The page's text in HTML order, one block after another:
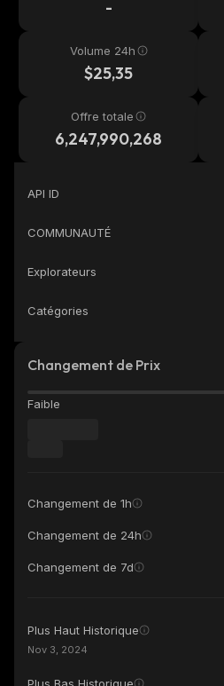
-
Volume 24h
$25,35
Offre totale
6,247,990,268
API ID
COMMUNAUTÉ
Explorateurs
Catégories
Changement de Prix
Faible
Changement de 1h
Changement de 24h
Changement de 7d
Plus Haut Historique
Nov 3, 2024